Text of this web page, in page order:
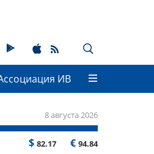
ИВ
8 августа 2026
$ 82.17 € 94.84